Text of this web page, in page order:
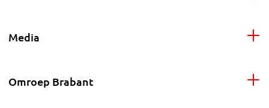
Media
Omroep Brabant